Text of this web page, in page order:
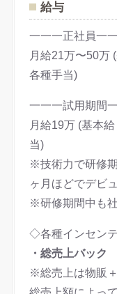
給与
一一一正社員一
月給21万〜50万
各種手当)
一一一試用期間
月給19万 (基本
当)
※技術力で研修
ヶ月ほどでデビ
※研修期間中も
◇各種インセン
・総売上バック
※総売上は物販